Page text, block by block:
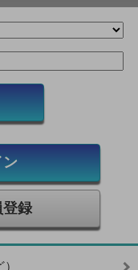
ン
登録